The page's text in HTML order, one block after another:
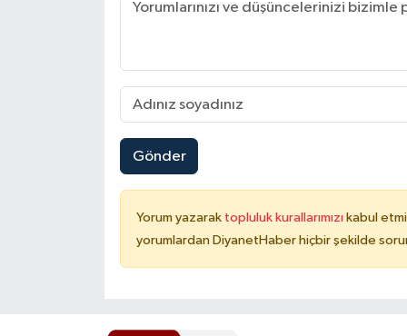
Gönder
Yorum yazarak topluluk kurallarımızı kabul
yorumlardan DiyanetHaber hiçbir şekilde
Kayseri Müftülüğü
Kilis Müftülüğü
Kırıkkale Müftülüğü
Kırklareli Müftülüğü